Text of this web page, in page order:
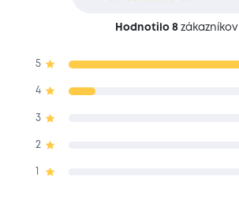
Hodnotilo 8 zákazníkov
5
4
3
2